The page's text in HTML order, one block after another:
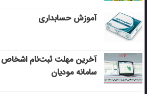
آموزش حسابداری
آخرین مهلت ثبت‌نام
سامانه مودیان